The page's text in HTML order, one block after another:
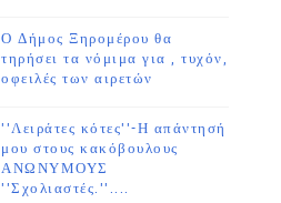
Ο Δήμος Ξηρομέρου θα
τηρήσει τα νόμιμα για , τυχόν,
οφειλές των αιρετών
''Λειράτες κότες''-Η απάντησή
μου στους κακόβουλους
ΑΝΩΝΥΜΟΥΣ
''Σχολιαστές.''....